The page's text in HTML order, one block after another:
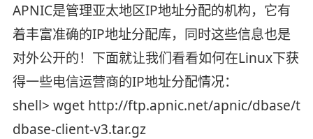
APNIC是管理亚太地区IP地址分配的机构，它有
着丰富准确的IP地址分配库，同时这些信息也是
对外公开的！下面就让我们看看如何在Linux下获
得一些电信运营商的IP地址分配情况：
shell> wget http://ftp.apnic.net/apnic/dbase/
dbase-client-v3.tar.gz